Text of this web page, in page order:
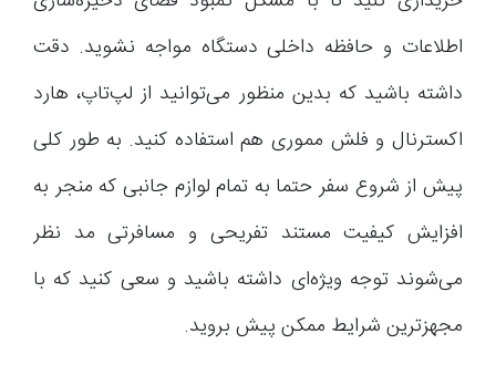
اطلاعات و حافظه داخلی دستگاه مواجه نشوید. دقت
داشته باشید که بدین منظور می‌توانید از لپ‌تاپ، هارد
اکسترنال و فلش مموری هم استفاده کنید. به طور کلی
پیش از شروع سفر حتما به تمام لوازم جانبی که منجر به
افزایش کیفیت مستند تفریحی و مسافرتی مد نظر
می‌شوند توجه ویژه‌ای داشته باشید و سعی کنید که با
مجهزترین شرایط ممکن پیش بروید.